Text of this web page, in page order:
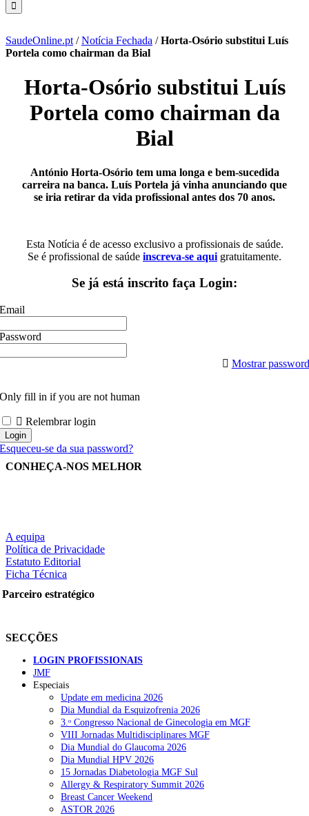
SaudeOnline.pt /Notícia Fechada /Horta-Osório substitui Luís
Portela como chairman da Bial
Horta-Osório substitui Luís
Portela como chairman da
Bial
António Horta-Osório tem uma longa e bem-sucedida
carreira na banca. Luís Portela já vinha anunciando que
se iria retirar da vida profissional antes dos 70 anos.
Esta Notícia é de acesso exclusivo a profissionais de saúde.
Se é profissional de saúde inscreva-se aqui gratuitamente.
Se já está inscrito faça Login:
Email
Password
Mostrar password
Only fill in if you are not human
Relembrar login
Esqueceu-se da sua password?
CONHEÇA-NOS MELHOR
A equipa
Política de Privacidade
Estatuto Editorial
Ficha Técnica
Parceiro estratégico
SECÇÕES
LOGIN PROFISSIONAIS
JMF
Especiais
Update em medicina 2026
Dia Mundial da Esquizofrenia 2026
3.ᵒ Congresso Nacional de Ginecologia em MGF
VIII Jornadas Multidisciplinares MGF
Dia Mundial do Glaucoma 2026
Dia Mundial HPV 2026
15 Jornadas Diabetologia MGF Sul
Allergy & Respiratory Summit 2026
Breast Cancer Weekend
ASTOR 2026